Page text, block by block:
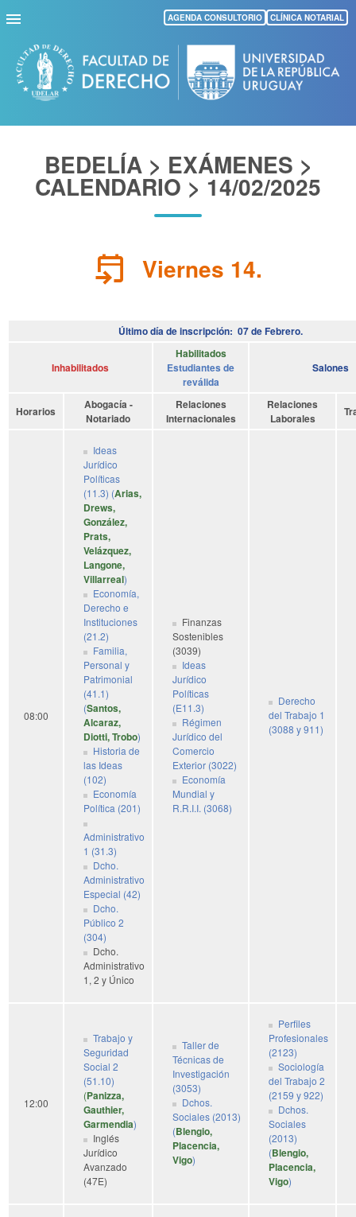
Pasar
al
contenido
principal
AGENDA CONSULTORIO CLÍNICA NOTARIAL
BEDELÍA > EXÁMENES >
CALENDARIO > 14/02/2025
event_upcoming Viernes 14.
Último día de inscripción: 07 de Febrero.
Inhabilitados
Habilitados
Estudiantes de
reválida
Salones
Horarios
Abogacía -
Notariado
Relaciones
Internacionales
Relaciones
Laborales
08:00
Ideas
Jurídico
Políticas
(11.3) (Arias,
Drews,
González,
Prats,
Velázquez,
Langone,
Villarreal)
Economía,
Derecho e
Instituciones
(21.2)
Familia,
Personal y
Patrimonial
(41.1)
(Santos,
Alcaraz,
Diotti, Trobo)
Historia de
las Ideas
(102)
Economía
Política (201)
Administrativo
1 (31.3)
Dcho.
Administrativo
Especial (42)
Dcho.
Público 2
(304)
Dcho.
Administrativo
1, 2 y Único
Finanzas
Sostenibles
(3039)
Ideas
Jurídico
Políticas
(E11.3)
Régimen
Jurídico del
Comercio
Exterior (3022)
Economía
Mundial y
R.R.I.I. (3068)
Derecho
del Trabajo 1
(3088 y 911)
12:00
Trabajo y
Seguridad
Social 2
(51.10)
(Panizza,
Gauthier,
Garmendia)
Inglés
Jurídico
Avanzado
(47E)
Taller de
Técnicas de
Investigación
(3053)
Dchos.
Sociales (2013)
(Blengio,
Placencia,
Vigo)
Perfiles
Profesionales
(2123)
Sociología
del Trabajo 2
(2159 y 922)
Dchos.
Sociales
(2013)
(Blengio,
Placencia,
Vigo)